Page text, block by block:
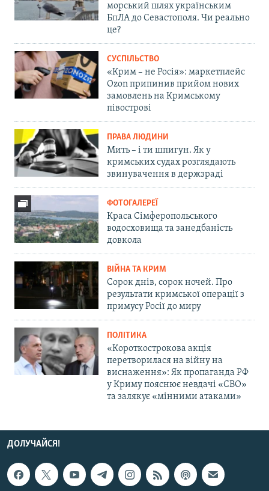
морський шлях українським
БпЛА до Севастополя. Чи реально
це?
СУСПІЛЬСТВО
«Крим – не Росія»: маркетплейс
Ozon припинив прийом нових
замовлень на Кримському
півострові
ПРАВА ЛЮДИНИ
Мить – і ти шпигун. Як у
кримських судах розглядають
звинувачення в держзраді
ФОТОГАЛЕРЕЇ
Краса Сімферопольського
водосховища та занедбаність
довкола
ВІЙНА ТА КРИМ
Сорок днів, сорок ночей. Про
результати кримської операції з
примусу Росії до миру
ПОЛІТИКА
«Короткострокова акція
перетворилася на війну на
виснаження»: Як пропаганда РФ
у Криму пояснює невдачі «СВО»
та залякує «мінними атаками»
ДОЛУЧАЙСЯ!